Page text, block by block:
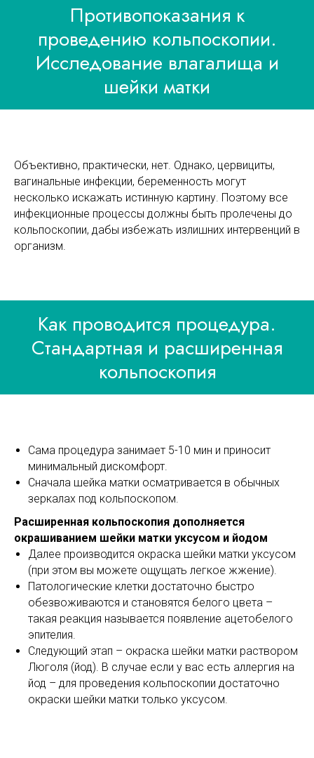
Противопоказания к
проведению кольпоскопии.
Исследование влагалища и
шейки матки
Объективно, практически, нет. Однако, цервициты,
вагинальные инфекции, беременность могут
несколько искажать истинную картину. Поэтому все
инфекционные процессы должны быть пролечены до
кольпоскопии, дабы избежать излишних интервенций в
организм.
Как проводится процедура.
Стандартная и расширенная
кольпоскопия
Сама процедура занимает 5-10 мин и приносит
минимальный дискомфорт.
Сначала шейка матки осматривается в обычных
зеркалах под кольпоскопом.
Расширенная кольпоскопия дополняется
окрашиванием шейки матки уксусом и йодом
Далее производится окраска шейки матки уксусом
(при этом вы можете ощущать легкое жжение).
Патологические клетки достаточно быстро
обезвоживаются и становятся белого цвета –
такая реакция называется появление ацетобелого
эпителия.
Следующий этап – окраска шейки матки раствором
Люголя (йод). В случае если у вас есть аллергия на
йод – для проведения кольпоскопии достаточно
окраски шейки матки только уксусом.